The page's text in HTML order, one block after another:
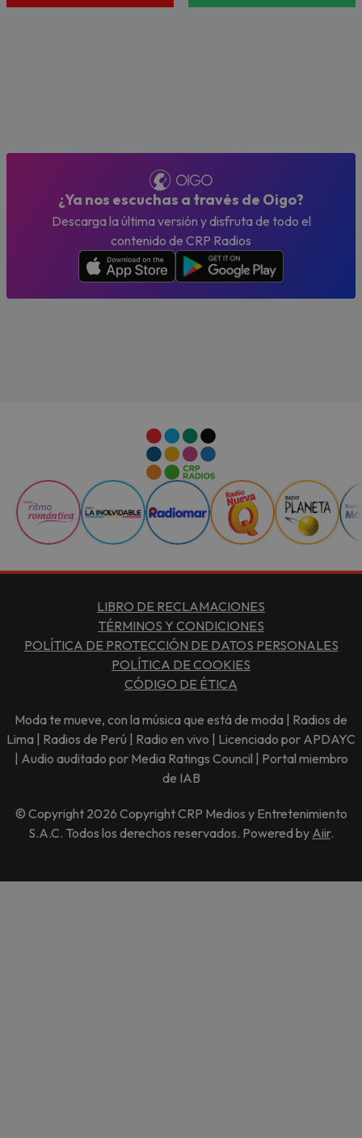
¿Ya nos escuchas a través de Oigo?
Descarga la última versión y disfruta de todo el
contenido de CRP Radios
LIBRO DE RECLAMACIONES
TÉRMINOS Y CONDICIONES
POLÍTICA DE PROTECCIÓN DE DATOS PERSONALES
POLÍTICA DE COOKIES
CÓDIGO DE ÉTICA
Moda te mueve, con la música que está de moda | Radios de
Lima | Radios de Perú | Radio en vivo | Licenciado por APDAYC
| Audio auditado por Media Ratings Council | Portal miembro
de IAB
© Copyright 2026 Copyright CRP Medios y Entretenimiento
S.A.C. Todos los derechos reservados. Powered by Aiir.